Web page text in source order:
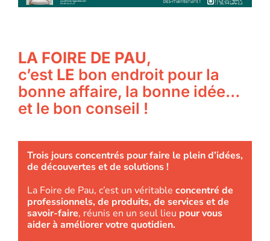
LA FOIRE DE PAU,
c’est LE bon endroit pour la
bonne affaire, la bonne idée…
et le bon conseil !
Trois jours concentrés pour faire le plein d’idées,
de découvertes et de solutions !
La Foire de Pau, c’est un véritable concentré de
professionnels, de produits, de services et de
savoir-faire, réunis en un seul lieu pour vous
aider à améliorer votre quotidien.